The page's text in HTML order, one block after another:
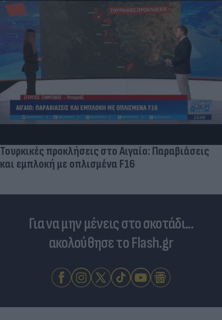
Τουρκικές προκλήσεις στο Αιγαίο: Παραβιάσεις
και εμπλοκή με οπλισμένα F16
Για να μην μένεις στο σκοτάδι...
ακολούθησε το Flash.gr